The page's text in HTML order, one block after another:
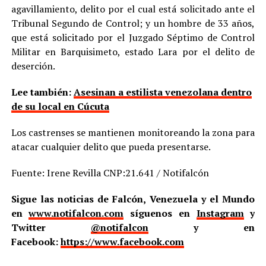
agavillamiento, delito por el cual está solicitado ante el
Tribunal Segundo de Control; y un hombre de 33 años,
que está solicitado por el Juzgado Séptimo de Control
Militar en Barquisimeto, estado Lara por el delito de
deserción.
Lee también:Asesinan a estilista venezolana dentro
de su local en Cúcuta
Los castrenses se mantienen monitoreando la zona para
atacar cualquier delito que pueda presentarse.
Fuente: Irene Revilla CNP:21.641 / Notifalcón
Sigue las noticias de Falcón, Venezuela y el Mundo
enwww.notifalcon.com síguenos en Instagramy
Twitter @notifalcony en
Facebook:https://www.facebook.com